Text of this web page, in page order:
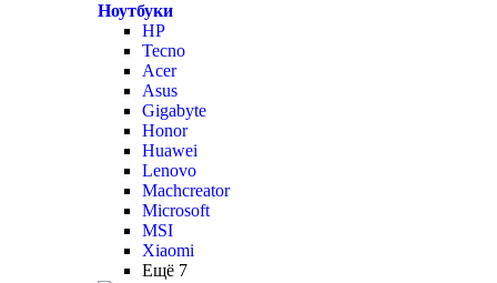
Ноутбуки
HP
Tecno
Acer
Asus
Gigabyte
Honor
Huawei
Lenovo
Machcreator
Microsoft
MSI
Xiaomi
Ещё 7